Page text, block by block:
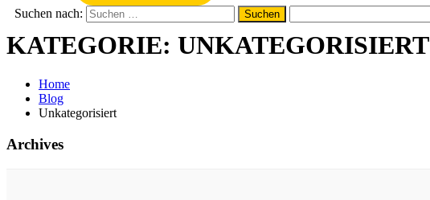
Suchen nach:
KATEGORIE: UNKATEGORISIERT
Home
Blog
Unkategorisiert
Archives